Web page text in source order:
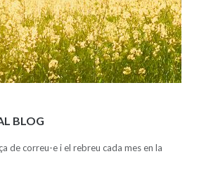
BLOG
de correu-e i el rebreu cada mes en la